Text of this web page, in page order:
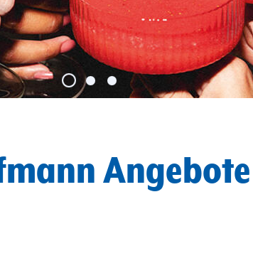
Angebote